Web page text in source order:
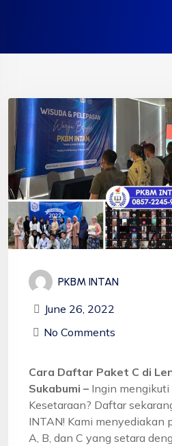
PKBM INTAN
June 26, 2022
No Comments
Cara Daftar Paket C di
Sukabumi – Ingin
Kesetaraan? Daftar
INTAN! Kami menyediakan
A, B, dan C yang setara